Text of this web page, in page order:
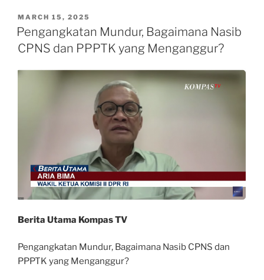
Pengangkatan
CASN-
POSTED
ON
MARCH 15, 2025
Pengangkatan Mundur, Bagaimana Nasib
CPNS dan PPPTK yang Menganggur?
Berita Utama Kompas TV
Pengangkatan Mundur, Bagaimana Nasib CPNS dan
PPPTK yang Menganggur?